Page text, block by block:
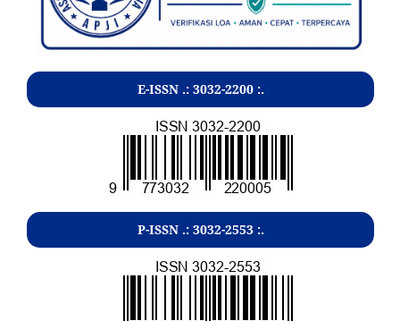
E-ISSN .: 3032-2200:.
P-ISSN .: 3032-2553:.